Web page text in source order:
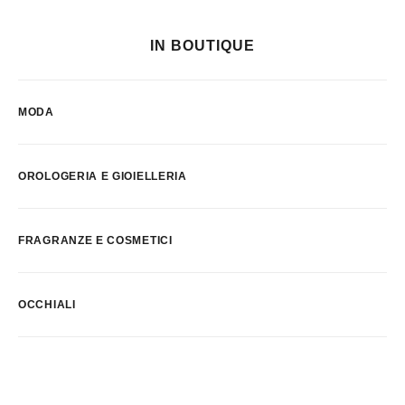
IN BOUTIQUE
MODA
OROLOGERIA E GIOIELLERIA
FRAGRANZE E COSMETICI
OCCHIALI